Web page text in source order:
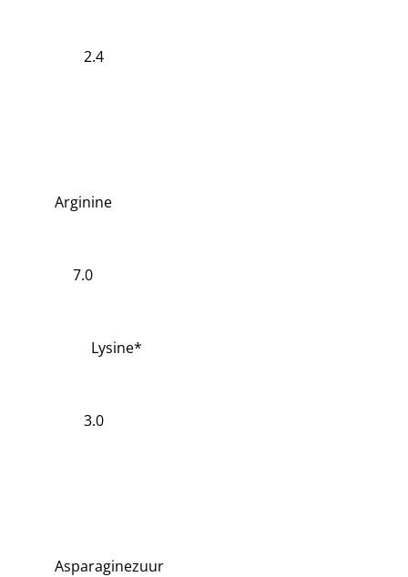
2.4
Arginine
7.0
Lysine*
3.0
Asparaginezuur